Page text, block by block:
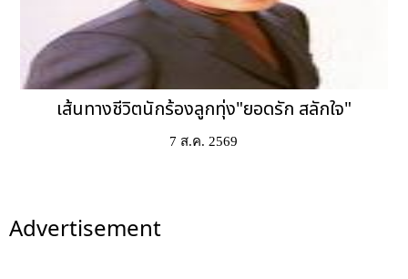
เส้นทางชีวิตนักร้องลูกทุ่ง"ยอดรัก สลักใจ"
7 ส.ค. 2569
Advertisement